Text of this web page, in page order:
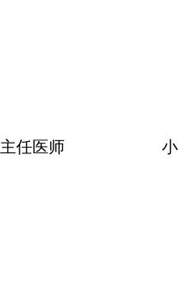
主任医师